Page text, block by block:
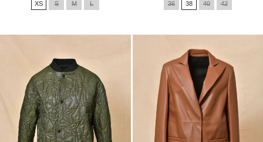
XS S M L 36 38 40 42